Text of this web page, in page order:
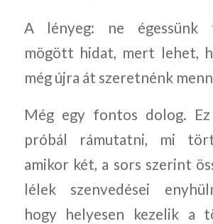
A lényeg: ne égessünk
mögött hidat, mert lehet,
még újra át szeretnénk
Még egy fontos dolog.
próbál rámutatni, mi
amikor két, a sors szerint
lélek szenvedései
hogy helyesen kezelik a